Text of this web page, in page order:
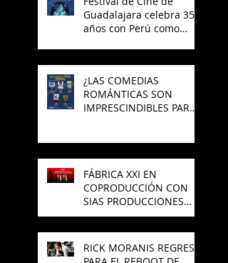
Guadalajara celebra 35
años con Perú como
¿LAS COMEDIAS
ROMÁNTICAS SON
IMPRESCINDIBLES PARA
FÁBRICA XXI EN
COPRODUCCIÓN CON
SIAS PRODUCCIONES
PREPARAN NUEVA
RICK MORANIS REGRESA